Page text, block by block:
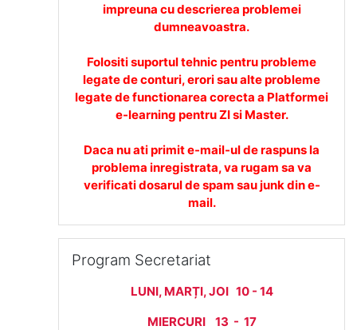
impreuna cu descrierea problemei
dumneavoastra.
Folositi suportul tehnic pentru probleme
legate de conturi, erori sau alte probleme
legate de functionarea corecta a Platformei
e-learning pentru ZI si Master.
Daca nu ati primit e-mail-ul de raspuns la
problema inregistrata, va rugam sa va
verificati dosarul de spam sau junk din e-
mail.
Program Secretariat
LUNI, MARȚI, JOI 10 - 14
MIERCURI 13 - 17